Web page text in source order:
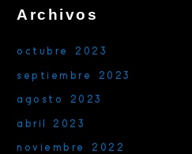
Archivos
octubre 2023
septiembre 2023
agosto 2023
abril 2023
noviembre 2022